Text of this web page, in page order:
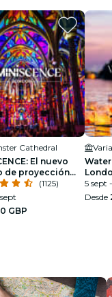
Cathedral
El nuevo
de proyección
Catedral de
(1125)
GBP
5 sept
Desde